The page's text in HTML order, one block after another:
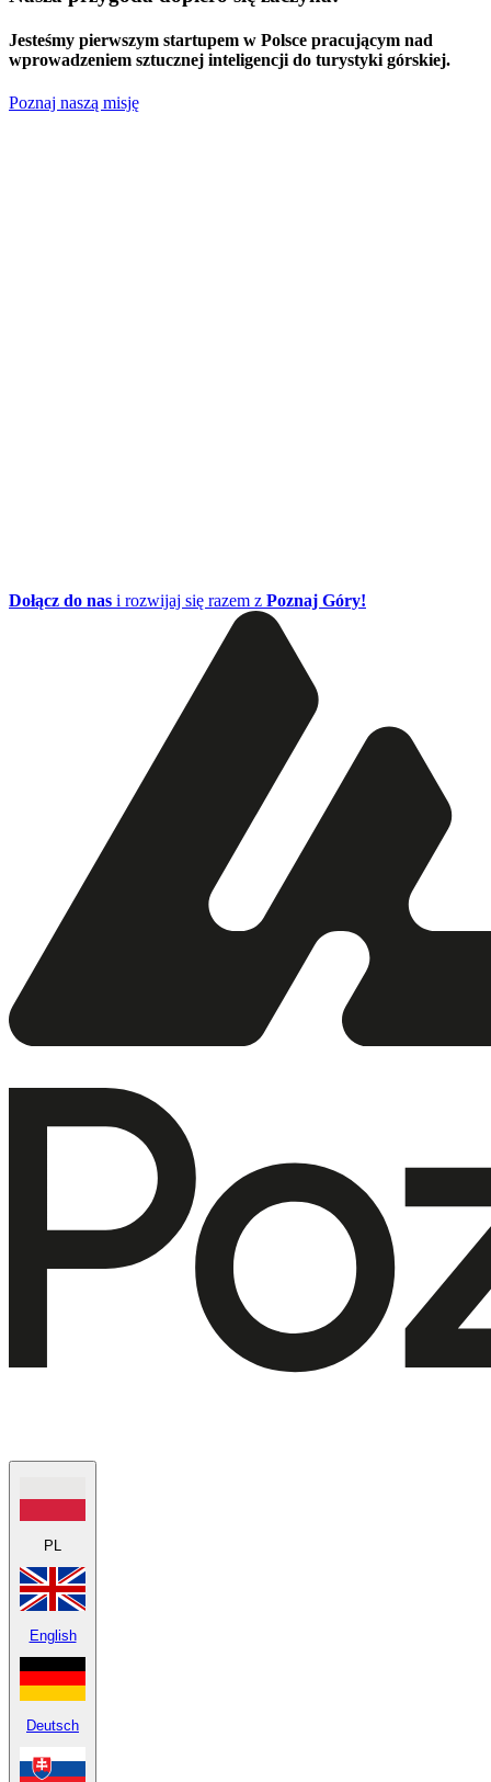
Jesteśmy pierwszym startupem w Polsce pracującym nad
wprowadzeniem sztucznej inteligencji do turystyki górskiej.
Poznaj naszą misję
Dołącz do nas i rozwijaj się razem z Poznaj Góry!
PL
English
Deutsch